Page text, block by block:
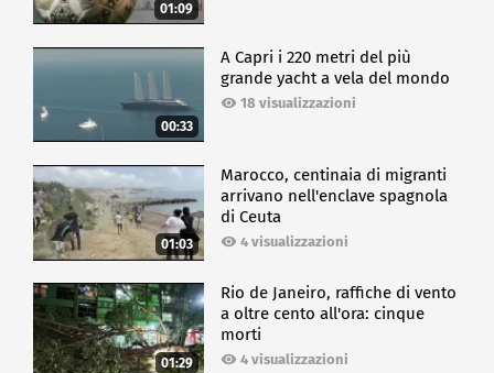
01:09
00:33
A Capri i 220 metri del più
grande yacht a vela del mondo
18 visualizzazioni
01:03
Marocco, centinaia di migranti
arrivano nell'enclave spagnola
di Ceuta
4 visualizzazioni
01:29
Rio de Janeiro, raffiche di vento
a oltre cento all'ora: cinque
morti
4 visualizzazioni